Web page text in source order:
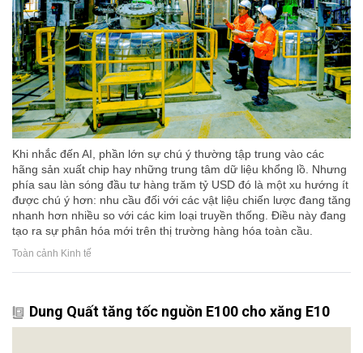
Khi nhắc đến AI, phần lớn sự chú ý thường tập trung vào các
hãng sản xuất chip hay những trung tâm dữ liệu khổng lồ. Nhưng
phía sau làn sóng đầu tư hàng trăm tỷ USD đó là một xu hướng ít
được chú ý hơn: nhu cầu đối với các vật liệu chiến lược đang tăng
nhanh hơn nhiều so với các kim loại truyền thống. Điều này đang
tạo ra sự phân hóa mới trên thị trường hàng hóa toàn cầu.
Toàn cảnh Kinh tế
Dung Quất tăng tốc nguồn E100 cho xăng E10